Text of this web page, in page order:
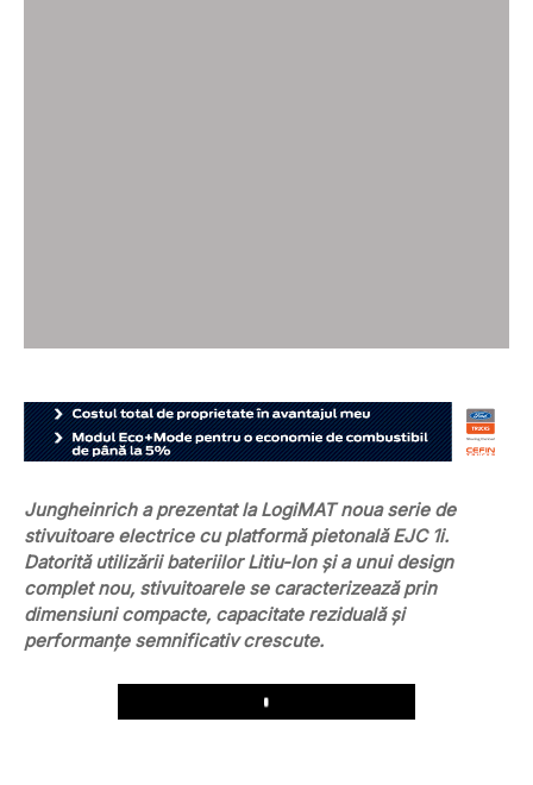
Jungheinrich a prezentat la LogiMAT noua serie de
stivuitoare electrice cu platformă pietonală EJC 1i.
Datorită utilizării bateriilor Litiu-Ion și a unui design
complet nou, stivuitoarele se caracterizează prin
dimensiuni compacte, capacitate reziduală și
performanțe semnificativ crescute.
Play